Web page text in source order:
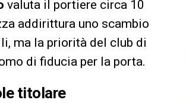
valuta il portiere circa 10
addirittura uno scambio
ma la priorità del club di
di fiducia per la porta.
titolare